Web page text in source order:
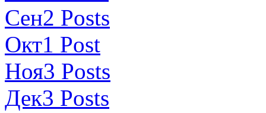
Сен2 Posts
Окт1 Post
Ноя3 Posts
Дек3 Posts